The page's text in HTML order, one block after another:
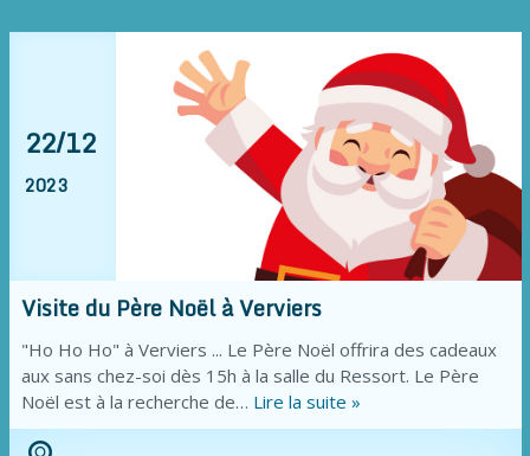
22/12
2023
Visite du Père Noël à Verviers
"Ho Ho Ho" à Verviers ... Le Père Noël offrira des cadeaux
aux sans chez-soi dès 15h à la salle du Ressort. Le Père
Noël est à la recherche de… Lire la suite »